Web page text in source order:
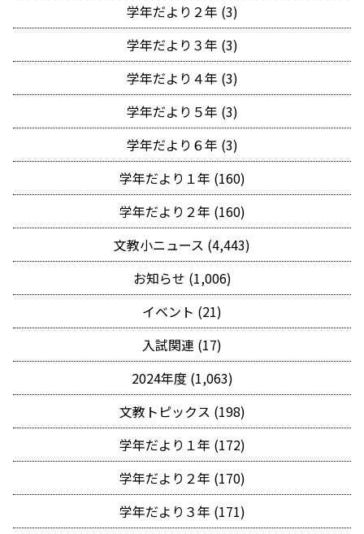
学年だより２年 (3)
学年だより３年 (3)
学年だより４年 (3)
学年だより５年 (3)
学年だより６年 (3)
学年だより１年 (160)
学年だより２年 (160)
文教小ニュース (4,443)
お知らせ (1,006)
イベント (21)
入試関連 (17)
2024年度 (1,063)
文教トピックス (198)
学年だより１年 (172)
学年だより２年 (170)
学年だより３年 (171)